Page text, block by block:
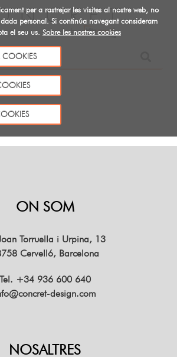
per a rastrejar les visites al nostre web, no
personal. Si continúa navegant consideram
el seu us. Sobre les nostres cookies
COOKIES
SOBRE
o no està a la venda
ON SOM
Torruella i Urpina, 13
Cervelló, Barcelona
Tel. +34 936 600 640
design.com
NOSALTRES